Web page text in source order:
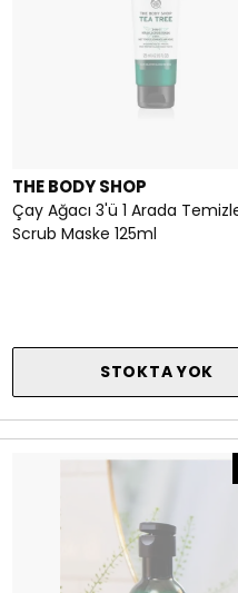
THE BODY SHOP
Çay Ağacı 3'ü 1 Arada
Scrub Maske 125ml
STOKTA YOK